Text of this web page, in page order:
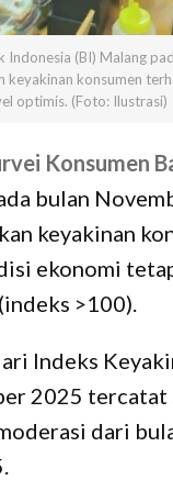
Indonesia (BI) Malang
keyakinan konsumen
optimis. (Foto: Ilustrasi)
Konsumen
bulan
keyakinan
ekonomi
>100).
Indeks
2025 tercatat
dari